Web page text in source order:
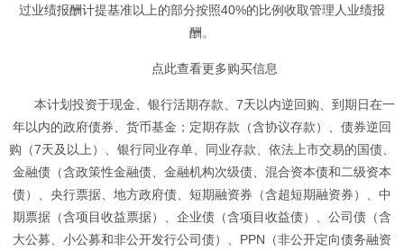
过业绩报酬计提基准以上的部分按照40%的比例收取管理人业绩报
酬。
点此查看更多购买信息
本计划投资于现金、银行活期存款、7天以内逆回购、到期日在一
年以内的政府债券、货币基金；定期存款（含协议存款）、债券逆回
购（7天及以上）、银行同业存单、同业存款、依法上市交易的国债、
金融债（含政策性金融债、金融机构次级债、混合资本债和二级资本
债）、央行票据、地方政府债、短期融资券（含超短期融资券）、中
期票据（含项目收益票据）、企业债（含项目收益债）、公司债（含
大公募、小公募和非公开发行公司债）、PPN（非公开定向债务融资